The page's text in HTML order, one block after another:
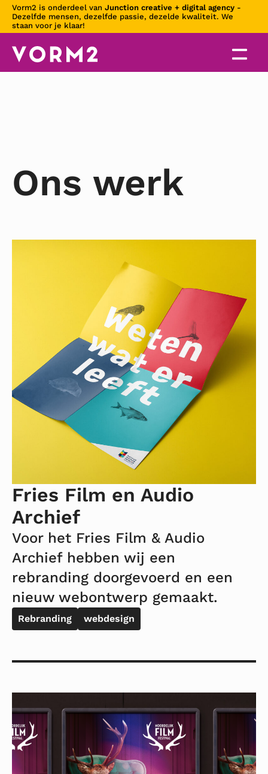
Skiplinks
Vorm2 is onderdeel van Junction creative + digital agency -
Dezelfde mensen, dezelfde passie, dezelde kwaliteit. We
staan voor je klaar!
Ons werk
Archief
Fries Film en Audio
Archief
Voor het Fries Film & Audio
Archief hebben wij een
rebranding doorgevoerd en een
nieuw webontwerp gemaakt.
Rebranding webdesign
meer
over
Noordelijk
Filmfestival